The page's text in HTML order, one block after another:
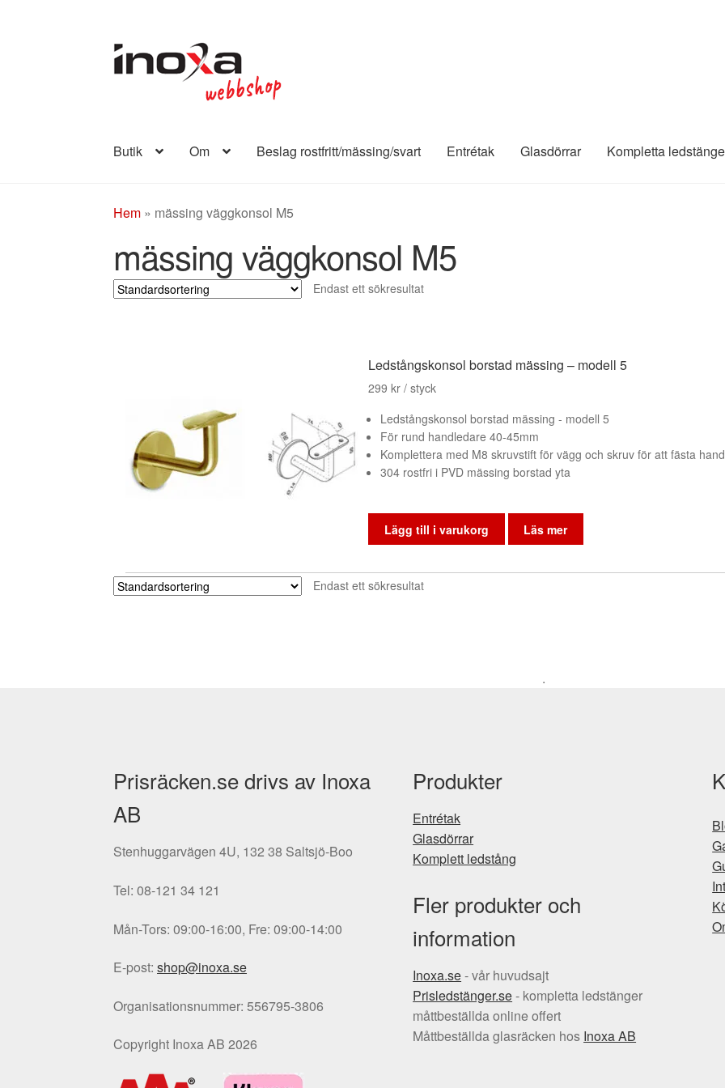
Hoppa
till
Hoppa
till
Butik Om Beslag rostfritt/mässing/svart Entrétak Glasdörrar Kompletta
Hem » mässing väggkonsol M5
mässing väggkonsol M5
Endast ett sökresultat
Ledstångskonsol borstad mässing – modell 5
299kr / styck
Ledstångskonsol borstad mässing - modell 5
För rund handledare 40-45mm
Komplettera med M8 skruvstift för vägg och skruv för att fästa
304 rostfri i PVD mässing borstad yta
Lägg till i varukorg Läs mer
Endast ett sökresultat
.
Prisräcken.se drivs av Inoxa
AB
Stenhuggarvägen 4U, 132 38 Saltsjö-Boo
Tel: 08-121 34 121
Mån-Tors: 09:00-16:00, Fre: 09:00-14:00
E-post:shop@inoxa.se
Organisationsnummer: 556795-3806
Copyright Inoxa AB 2026
Produkter
Entrétak
Glasdörrar
Komplett ledstång
Fler produkter och
information
Inoxa.se- vår huvudsajt
Prisledstänger.se- kompletta ledstänger
måttbeställda online offert
Måttbeställda glasräcken hos Inoxa AB